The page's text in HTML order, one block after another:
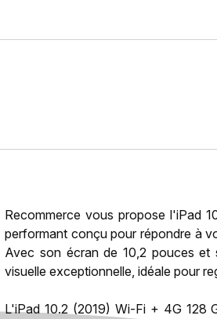
Recommerce vous propose l'iPad
performant conçu pour répondre à
Avec son écran de 10,2 pouces
visuelle exceptionnelle, idéale pour
L'iPad 10.2 (2019) Wi-Fi + 4G 128